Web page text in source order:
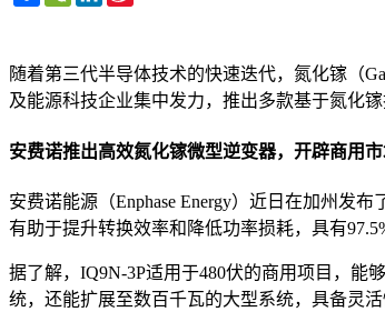
随着第三代半导体技术的快速迭代，氮化镓（
及能源科技企业集中发力，推出多款基于氮化镓
安费诺推出高效氮化镓微型逆变器，开辟商用
安费诺能源（Enphase Energy）近日在加州发
有助于提升转换效率和降低功率损耗，具有
据了解，IQ9N-3P适用于480伏的商用项目，能
统，还能扩展至数百千瓦的大型系统，具备灵